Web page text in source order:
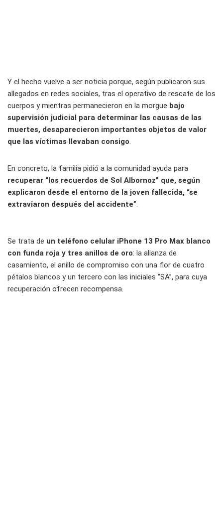
Y el hecho vuelve a ser noticia porque, según publicaron sus
allegados en redes sociales, tras el operativo de rescate de los
cuerpos y mientras permanecieron en la morgue bajo
supervisión judicial para determinar las causas de las
muertes, desaparecieron importantes objetos de valor
que las víctimas llevaban consigo.
En concreto, la familia pidió a la comunidad ayuda para
recuperar “los recuerdos de Sol Albornoz” que, según
explicaron desde el entorno de la joven fallecida, “se
extraviaron después del accidente”.
Se trata de un teléfono celular iPhone 13 Pro Max blanco
con funda roja y tres anillos de oro: la alianza de
casamiento, el anillo de compromiso con una flor de cuatro
pétalos blancos y un tercero con las iniciales “SA”, para cuya
recuperación ofrecen recompensa.